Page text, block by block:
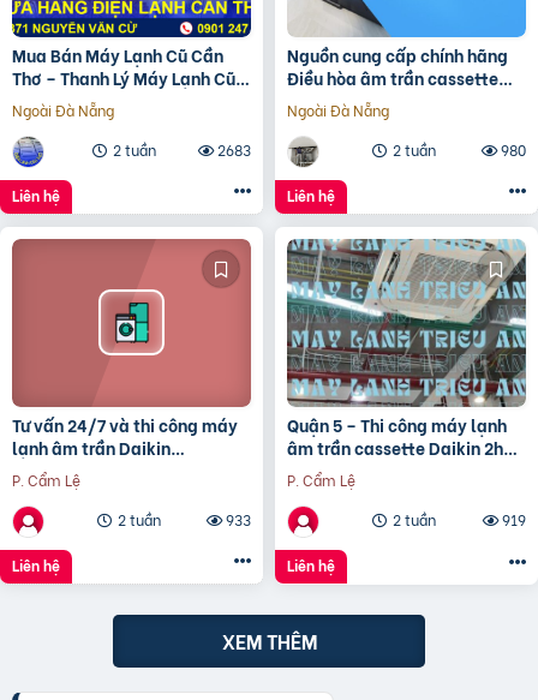
Mua Bán Máy Lạnh Cũ Cần
Thơ – Thanh Lý Máy Lạnh Cũ
Cần Thơ Giá Rẻ đã cập
Ngoài Đà Nẵng
2 tuần
2683
Liên hệ
Nguồn cung cấp chính hãng
Điều hòa âm trần cassette
DAIKIN FCFC40 giá siêu tốt
tại Thủ Đức
Ngoài Đà Nẵng
2 tuần
980
Liên hệ
Tư vấn 24/7 và thi công máy
lạnh âm trần Daikin
FCNQ42MV1 5 ngựa giá rẻ
P. Cẩm Lệ
2 tuần
933
Liên hệ
Quận 5 – Thi công máy lạnh
âm trần cassette Daikin 2hp
trọn gói chất lượng và hiệu
quả
P. Cẩm Lệ
2 tuần
919
Liên hệ
XEM THÊM